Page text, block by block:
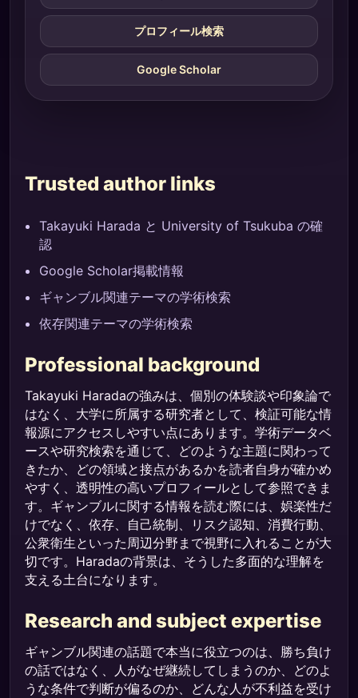
プロフィール検索
Google Scholar
Trusted author links
Takayuki Harada と University of Tsukuba の確
認
Google Scholar掲載情報
ギャンブル関連テーマの学術検索
依存関連テーマの学術検索
Professional background
Takayuki Haradaの強みは、個別の体験談や印象論で
はなく、大学に所属する研究者として、検証可能な情
報源にアクセスしやすい点にあります。学術データベ
ースや研究検索を通じて、どのような主題に関わって
きたか、どの領域と接点があるかを読者自身が確かめ
やすく、透明性の高いプロフィールとして参照できま
す。ギャンブルに関する情報を読む際には、娯楽性だ
けでなく、依存、自己統制、リスク認知、消費行動、
公衆衛生といった周辺分野まで視野に入れることが大
切です。Haradaの背景は、そうした多面的な理解を
支える土台になります。
Research and subject expertise
ギャンブル関連の話題で本当に役立つのは、勝ち負け
の話ではなく、人がなぜ継続してしまうのか、どのよ
うな条件で判断が偏るのか、どんな人が不利益を受け